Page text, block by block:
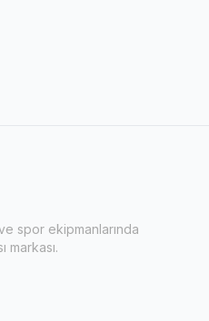
spor ekipmanlarında
markası.